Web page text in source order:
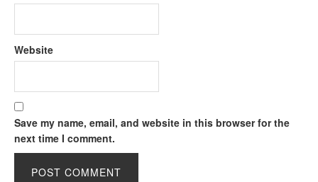
Website
Save my name, email, and website in this browser for the
next time I comment.